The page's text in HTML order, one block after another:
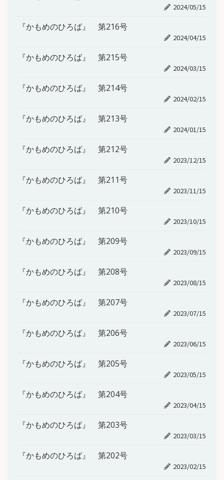
2024/05/15
『かもめのひろば』 第216号
2024/04/15
『かもめのひろば』 第215号
2024/03/15
『かもめのひろば』 第214号
2024/02/15
『かもめのひろば』 第213号
2024/01/15
『かもめのひろば』 第212号
2023/12/15
『かもめのひろば』 第211号
2023/11/15
『かもめのひろば』 第210号
2023/10/15
『かもめのひろば』 第209号
2023/09/15
『かもめのひろば』 第208号
2023/08/15
『かもめのひろば』 第207号
2023/07/15
『かもめのひろば』 第206号
2023/06/15
『かもめのひろば』 第205号
2023/05/15
『かもめのひろば』 第204号
2023/04/15
『かもめのひろば』 第203号
2023/03/15
『かもめのひろば』 第202号
2023/02/15